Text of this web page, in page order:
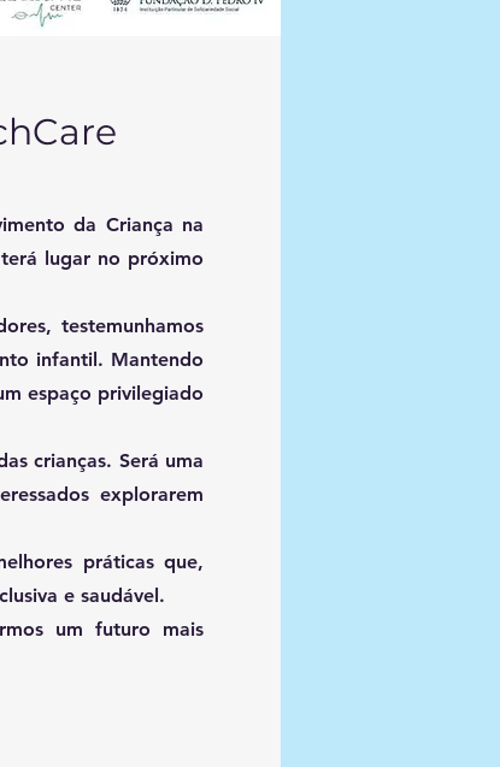
da Criança na
lugar no próximo
testemunhamos
infantil. Mantendo
espaço privilegiado
crianças. Será uma
explorarem
práticas que,
e saudável.
um futuro mais